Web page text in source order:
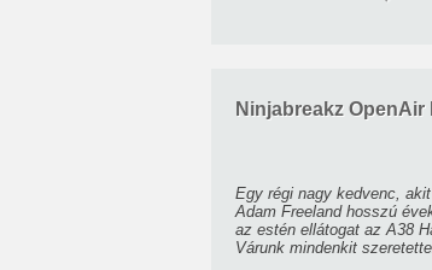
Ninjabreakz OpenAir
Egy régi nagy kedvenc,
Adam Freeland hosszú
az estén ellátogat az A38
Várunk mindenkit